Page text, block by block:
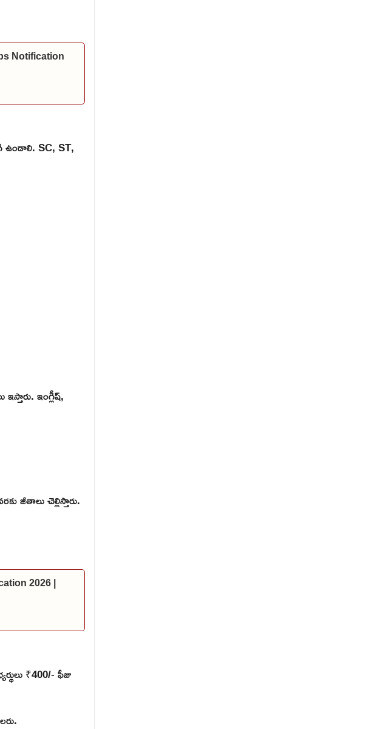
Notification
ఉండాలి. SC, ST,
ఇంగ్లీష్,
జీతాలు చెల్లిస్తారు.
2026 |
₹400/- ఫీజు